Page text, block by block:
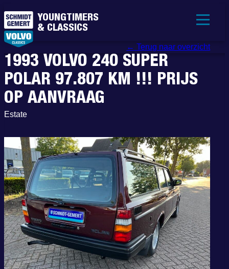
YOUNGTIMERS
& CLASSICS
← Terug naar overzicht
1993 VOLVO 240 SUPER
POLAR 97.807 KM !!! PRIJS
OP AANVRAAG
Estate